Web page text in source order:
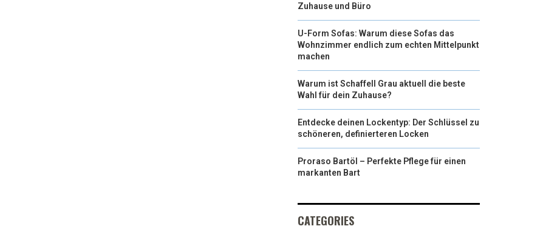
Zuhause und Büro
U-Form Sofas: Warum diese Sofas das
Wohnzimmer endlich zum echten Mittelpunkt
machen
Warum ist Schaffell Grau aktuell die beste
Wahl für dein Zuhause?
Entdecke deinen Lockentyp: Der Schlüssel zu
schöneren, definierteren Locken
Proraso Bartöl – Perfekte Pflege für einen
markanten Bart
CATEGORIES